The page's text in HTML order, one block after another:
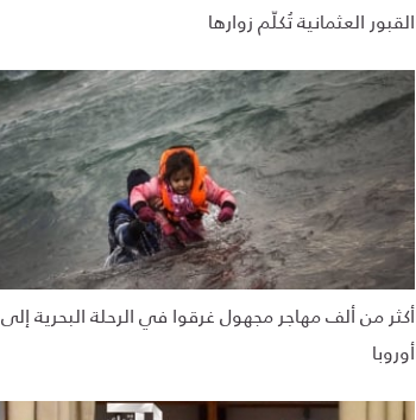
القبور العثمانية تُكلّم زوارها
أكثر من ألف مهاجر مجهول غرقوا في الرحلة البحرية إلى
أوروبا